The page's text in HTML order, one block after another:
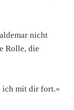
nicht
Rolle, die
ich mit dir fort.«